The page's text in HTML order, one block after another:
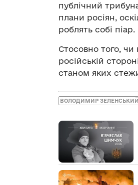
публічний
плани росіян,
роблять собі піар.
Стосовно того,
російській
станом яких
ВОЛОДИМИР ЗЕЛЕНСЬКИЙ